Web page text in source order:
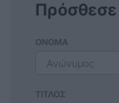
Πρόσθεσε
ΟΝΟΜΑ
ΤΙΤΛΟΣ